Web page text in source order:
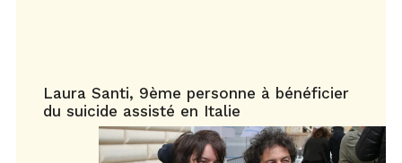
Laura Santi, 9ème personne à bénéficier
du suicide assisté en Italie